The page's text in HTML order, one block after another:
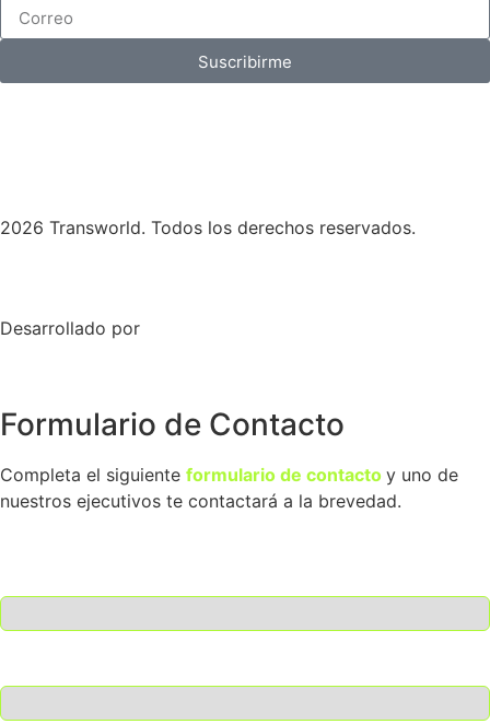
Suscribirme
2026 Transworld. Todos los derechos reservados.
Desarrollado por
Formulario de Contacto
Completa el siguiente formulario de contacto y uno de
nuestros ejecutivos te contactará a la brevedad.